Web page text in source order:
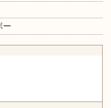
ー